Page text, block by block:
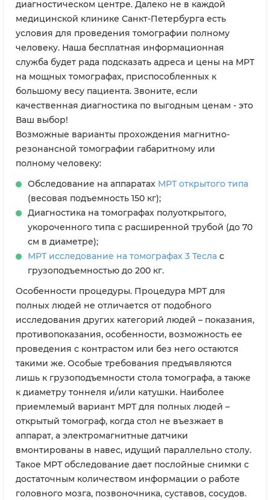
диагностическом центре. Далеко не в каждой
медицинской клинике Санкт-Петербурга есть
условия для проведения томографии полному
человеку. Наша бесплатная информационная
служба будет рада подсказать адреса и цены на МРТ
на мощных томографах, приспособленных к
большому весу пациента. Звоните, если
качественная диагностика по выгодным ценам - это
Ваш выбор!
Возможные варианты прохождения магнитно-
резонансной томографии габаритному или
полному человеку:
Обследование на аппаратах МРТ открытого типа
(весовая подъемность 150 кг);
Диагностика на томографах полуоткрытого,
укороченного типа с расширенной трубой (до 70
см в диаметре);
МРТ исследование на томографах 3 Тесла с
грузоподъемностью до 200 кг.
Особенности процедуры. Процедура МРТ для
полных людей не отличается от подобного
исследования других категорий людей – показания,
противопоказания, особенности, возможность ее
проведения с контрастом или без него остаются
такими же. Особые требования предъявляются
лишь к грузоподъемности стола томографа, а также
к диаметру тоннеля и/или катушки. Наиболее
приемлемый вариант МРТ для полных людей –
открытый томограф, когда стол не въезжает в
аппарат, а электромагнитные датчики
вмонтированы в навес, идущий параллельно столу.
Такое МРТ обследование дает послойные снимки с
достаточным количеством информации о работе
головного мозга, позвоночника, суставов, сосудов.